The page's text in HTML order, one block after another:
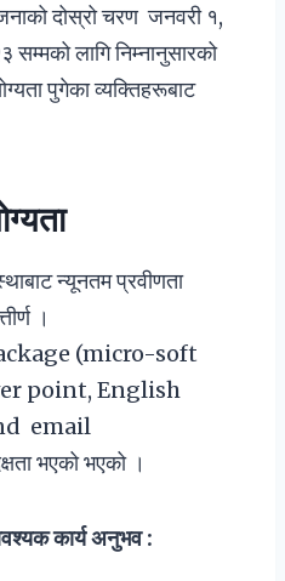
दोस्रो चरण जनवरी १,
लागि निम्नानुसारको
पुगेका व्यक्तिहरूबाट
न्यूनतम प्रवीणता
।
(micro-soft
point, English
email
भएको भएको ।
कार्य अनुभव :